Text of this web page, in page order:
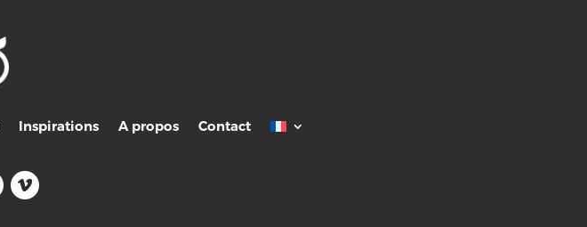
Inspirations A propos Contact